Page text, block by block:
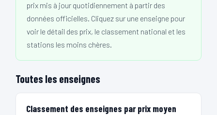
prix mis à jour quotidiennement à partir des
données officielles. Cliquez sur une enseigne pour
voir le détail des prix, le classement national et les
stations les moins chères.
Toutes les enseignes
Classement des enseignes par prix moyen